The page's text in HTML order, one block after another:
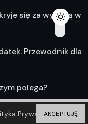
się za wyceną w
Przewodnik dla
polega?
PrywatnościAKCEPTUJĘ